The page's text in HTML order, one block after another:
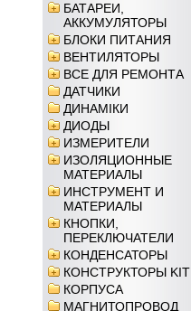
БАТАРЕИ,
АККУМУЛЯТОРЫ
БЛОКИ ПИТАНИЯ
ВЕНТИЛЯТОРЫ
ВСЕ ДЛЯ РЕМОНТА
ДАТЧИКИ
ДИНАМІКИ
ДИОДЫ
ИЗМЕРИТЕЛИ
ИЗОЛЯЦИОННЫЕ
МАТЕРИАЛЫ
ИНСТРУМЕНТ И
МАТЕРИАЛЫ
КНОПКИ,
ПЕРЕКЛЮЧАТЕЛИ
КОНДЕНСАТОРЫ
КОНСТРУКТОРЫ KIT
КОРПУСА
МАГНИТОПРОВОД